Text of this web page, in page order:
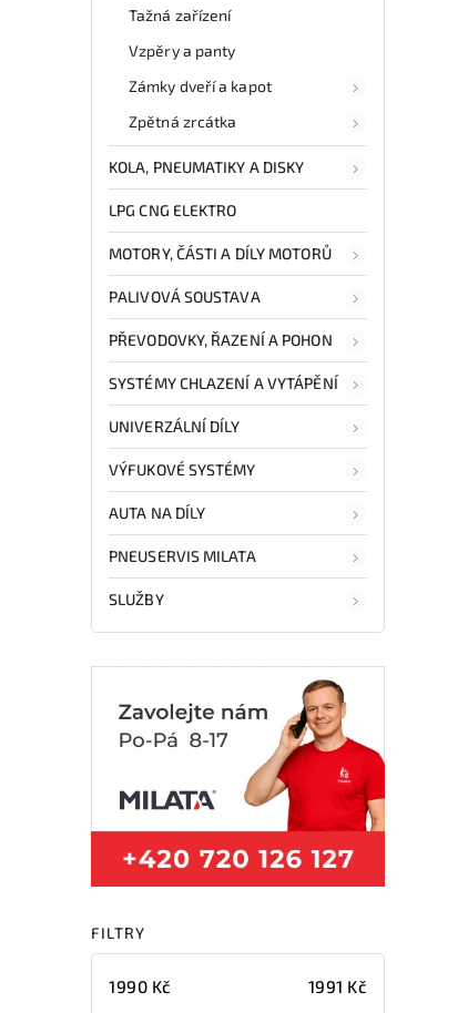
Tažná zařízení
Vzpěry a panty
Zámky dveří a kapot
Zpětná zrcátka
KOLA, PNEUMATIKY A DISKY
LPG CNG ELEKTRO
MOTORY, ČÁSTI A DÍLY MOTORŮ
PALIVOVÁ SOUSTAVA
PŘEVODOVKY, ŘAZENÍ A POHON
SYSTÉMY CHLAZENÍ A VYTÁPĚNÍ
UNIVERZÁLNÍ DÍLY
VÝFUKOVÉ SYSTÉMY
AUTA NA DÍLY
PNEUSERVIS MILATA
SLUŽBY
FILTRY
1990 Kč 1991 Kč